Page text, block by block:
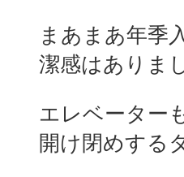
まあまあ年季
潔感はありま
エレベーター
開け閉めする